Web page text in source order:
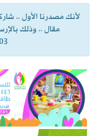
لأنك مصدرنا الأول ..
مقال .. وذلك